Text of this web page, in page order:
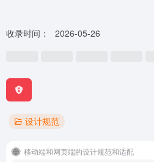
收录时间： 2026-05-26
设计规范
移动端和网页端的设计规范和适配